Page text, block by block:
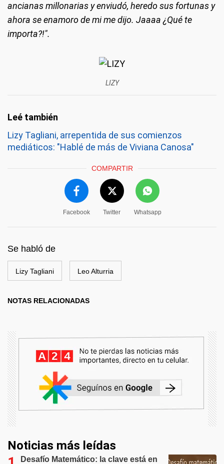
ancianas millonarias y enviudó, heredo sus fortunas y
ahora se enamoro de mi me dijo. Jaaaa ¿Qué te
importa?!".
LIZY
Lizy Tagliani, arrepentida de sus comienzos
mediáticos: "Hablé de más de Viviana Canosa"
COMPARTIR
Facebook Twitter Whatsapp
Se habló de
Lizy Tagliani Leo Alturria
NOTAS RELACIONADAS
Noticias más leídas
Desafío Matemático: la clave está en